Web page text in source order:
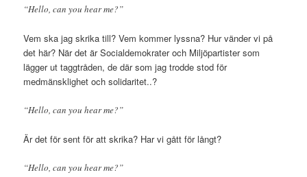
“Hello, can you hear me?”
Vem ska jag skrika till? Vem kommer lyssna? Hur vänder vi på
det här? När det är Socialdemokrater och Miljöpartister som
lägger ut taggtråden, de där som jag trodde stod för
medmänsklighet och solidaritet..?
“Hello, can you hear me?”
Är det för sent för att skrika? Har vi gått för långt?
“Hello, can you hear me?”